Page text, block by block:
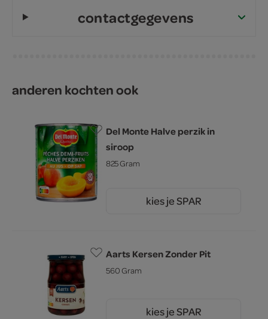
contactgegevens
anderen kochten ook
Del Monte Halve perzik in
siroop
825 Gram
kies je SPAR
Aarts Kersen Zonder Pit
560 Gram
kies je SPAR